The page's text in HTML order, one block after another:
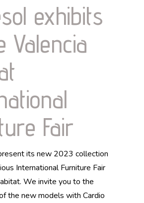
exhibits
Valencia
Fair
its new 2023 collection
International Furniture Fair
We invite you to the
the new models with Cardio